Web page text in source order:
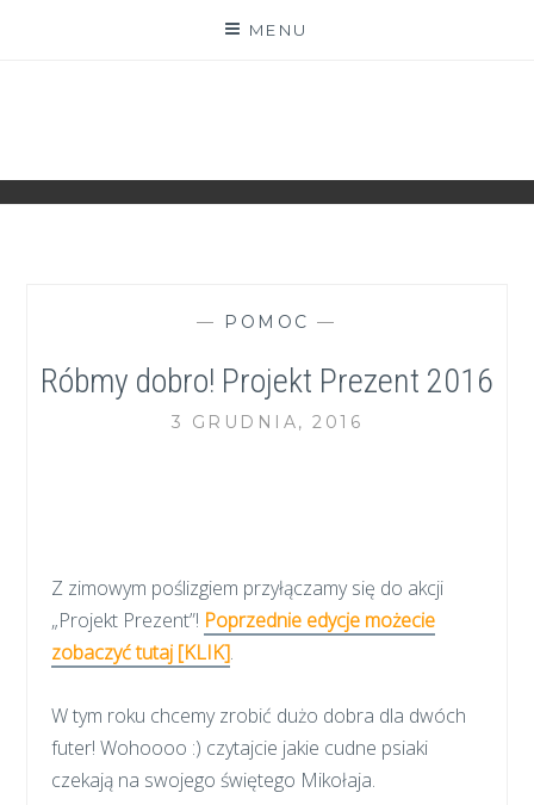
MENU
— POMOC —
Róbmy dobro! Projekt Prezent 2016
3 GRUDNIA, 2016
Z zimowym poślizgiem przyłączamy się do akcji
„Projekt Prezent”! Poprzednie edycje możecie
zobaczyć tutaj [KLIK].
W tym roku chcemy zrobić dużo dobra dla dwóch
futer! Wohoooo :) czytajcie jakie cudne psiaki
czekają na swojego świętego Mikołaja.